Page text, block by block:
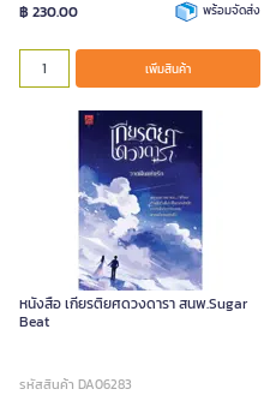
฿ 230.00 พร้อมจัดส่ง
เพิ่มสินค้า
หนังสือ เกียรติยศดวงดารา สนพ.Sugar
Beat
รหัสสินค้า DA06283